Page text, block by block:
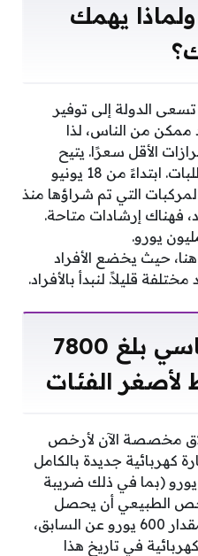
يهمك
الدولة إلى توفير
ممكن من الناس، لذا
الأقل سعرًا. يتيح
الإعلان العام الجديد تقديم الطلبات. ابتداءً من 18 يونيو
المركبات التي تم شراؤها منذ
فهناك إرشادات متاحة.
حيث يخضع الأفراد
مختلفة قليلاً. لنبدأ بالأفراد.
الأفراد: رقم قياسي بلغ 7800
لأصغر الفئات
مخصصة الآن لأرخص
كهربائية جديدة بالكامل
سعرها… ما يصل إلى 25000 يورو (بما في ذلك ضريبة
الطبيعي أن يحصل
7800 يورو هذا المبلغ يزيد بمقدار 600 يورو عن السابق،
في تاريخ هذا